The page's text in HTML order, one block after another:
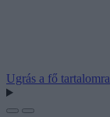
Ugrás a fő tartalomra